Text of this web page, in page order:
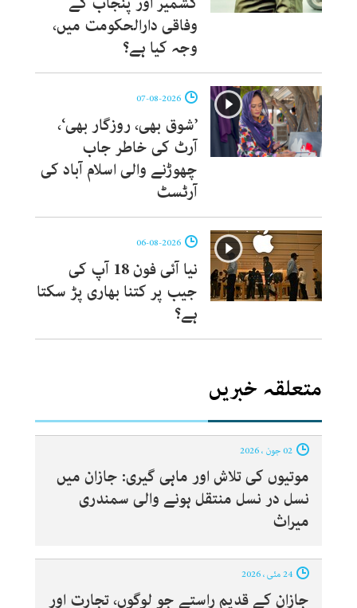
وفاقی دارالحکومت میں،
وجہ کیا ہے؟
’شوق بھی، روزگار بھی‘،
آرٹ کی خاطر جاب
چھوڑنے والی اسلام آباد کی
آرٹسٹ
نیا آئی فون 18 آپ کی
جیب پر کتنا بھاری پڑ سکتا
ہے؟
متعلقہ خبریں
موتیوں کی تلاش اور ماہی گیری: جازان میں
نسل در نسل منتقل ہونے والی سمندری
میراث
جازان کے قدیم راستے جو لوگوں، تجارت اور